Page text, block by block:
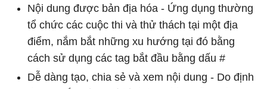
Nội dung được bản địa hóa - Ứng dụng thường
tổ chức các cuộc thi và thử thách tại một địa
điểm, nắm bắt những xu hướng tại đó bằng
cách sử dụng các tag bắt đầu bằng dấu #
Dễ dàng tạo, chia sẻ và xem nội dung - Do định